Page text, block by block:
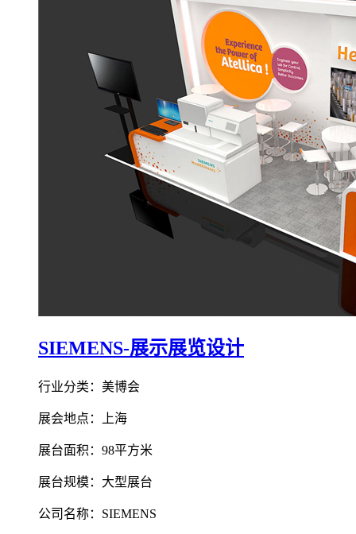
SIEMENS-展示展览设计
行业分类：美博会
展会地点：上海
展台面积：98平方米
展台规模：大型展台
公司名称：SIEMENS